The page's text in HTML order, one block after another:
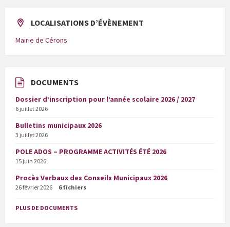
LOCALISATIONS D’ÉVÈNEMENT
Mairie de Cérons
DOCUMENTS
Dossier d’inscription pour l’année scolaire 2026 / 2027
6 juillet 2026
Bulletins municipaux 2026
3 juillet 2026
POLE ADOS – PROGRAMME ACTIVITÉS ÉTÉ 2026
15 juin 2026
Procès Verbaux des Conseils Municipaux 2026
26 février 2026 6 fichiers
PLUS DE DOCUMENTS